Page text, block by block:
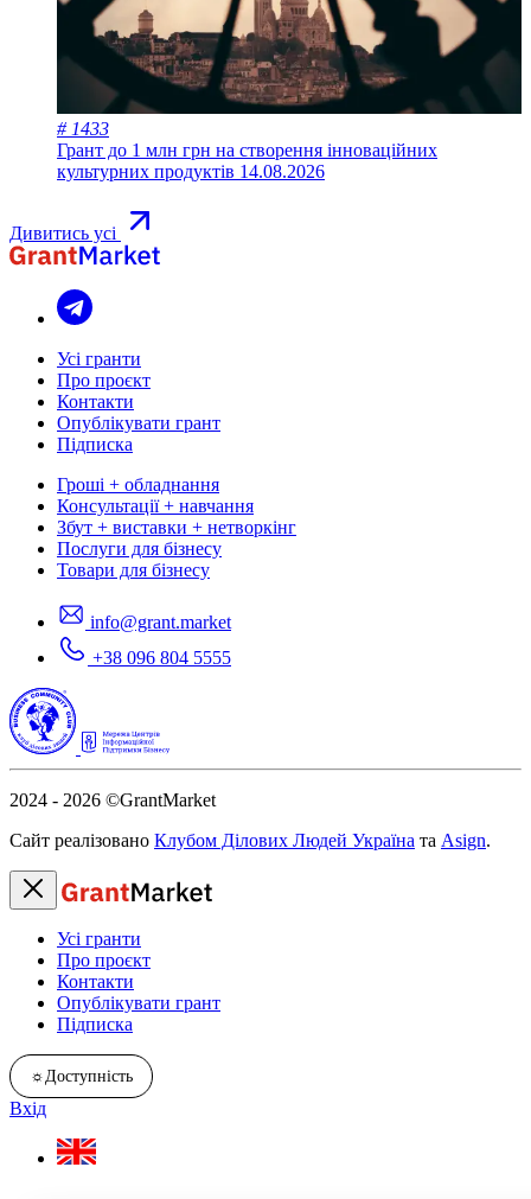
# 1433
Грант до 1 млн грн на створення інноваційних
культурних продуктів 14.08.2026
Дивитись усі
Усі гранти
Про проєкт
Контакти
Опублікувати грант
Підписка
Гроші + обладнання
Консультації + навчання
Збут + виставки + нетворкінг
Послуги для бізнесу
Товари для бізнесу
info@grant.market
+38 096 804 5555
2024 - 2026 ©GrantMarket
Сайт реалізовано Клубом Ділових Людей Україна та Asign.
Усі гранти
Про проєкт
Контакти
Опублікувати грант
Підписка
☼ Доступність
Вхід